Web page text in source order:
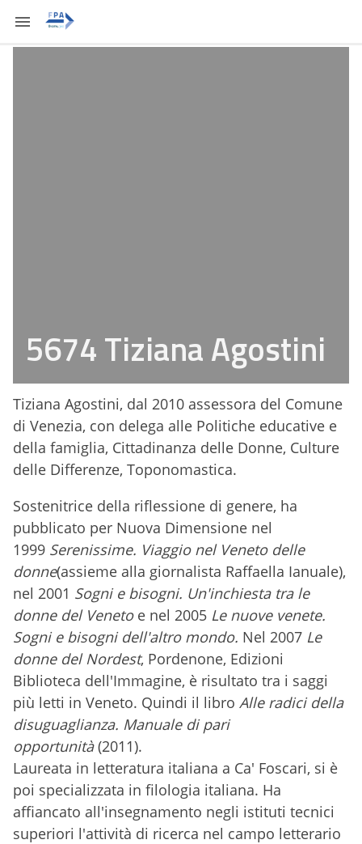
5674 Tiziana Agostini
Tiziana Agostini, dal 2010 assessora del Comune
di Venezia, con delega alle Politiche educative e
della famiglia, Cittadinanza delle Donne, Culture
delle Differenze, Toponomastica.
Sostenitrice della riflessione di genere, ha
pubblicato per Nuova Dimensione nel
1999 Serenissime. Viaggio nel Veneto delle
donne(assieme alla giornalista Raffaella Ianuale),
nel 2001 Sogni e bisogni. Un'inchiesta tra le
donne del Venetoe nel 2005 Le nuove venete.
Sogni e bisogni dell'altro mondo. Nel 2007 Le
donne del Nordest, Pordenone, Edizioni
Biblioteca dell'Immagine, è risultato tra i saggi
più letti in Veneto. Quindi il libro Alle radici della
disuguaglianza. Manuale di pari
opportunità(2011).
Laureata in letteratura italiana a Ca' Foscari, si è
poi specializzata in filologia italiana. Ha
affiancato all'insegnamento negli istituti tecnici
superiori l'attività di ricerca nel campo letterario